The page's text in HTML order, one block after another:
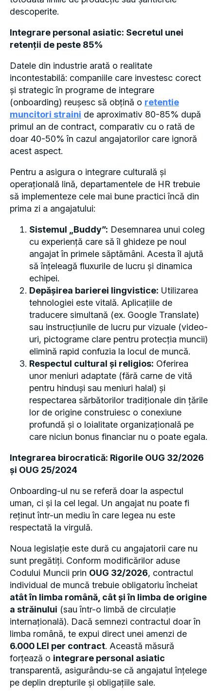
descoperite.
Integrare personal asiatic: Secretul unei
retenții de peste 85%
Datele din industrie arată o realitate
incontestabilă: companiile care investesc corect
și strategic în programe de integrare
(onboarding) reușesc să obțină o retentie
muncitori straini de aproximativ 80-85% după
primul an de contract, comparativ cu o rată de
doar 40-50% în cazul angajatorilor care ignoră
acest aspect.
Pentru a asigura o integrare culturală și
operațională lină, departamentele de HR trebuie
să implementeze cele mai bune practici încă din
prima zi a angajatului:
Sistemul „Buddy”: Desemnarea unui coleg
cu experiență care să îl ghideze pe noul
angajat în primele săptămâni. Acesta îl ajută
să înțeleagă fluxurile de lucru și dinamica
echipei.
Depășirea barierei lingvistice: Utilizarea
tehnologiei este vitală. Aplicațiile de
traducere simultană (ex. Google Translate)
sau instrucțiunile de lucru pur vizuale (video-
uri, pictograme clare pentru protecția muncii)
elimină rapid confuzia la locul de muncă.
Respectul cultural și religios: Oferirea
unor meniuri adaptate (fără carne de vită
pentru hinduși sau meniuri halal) și
respectarea sărbătorilor tradiționale din țările
lor de origine construiesc o conexiune
profundă și o loialitate organizațională pe
care niciun bonus financiar nu o poate egala.
Integrarea birocratică: Rigorile OUG 32/2026
și OUG 25/2024
Onboarding-ul nu se referă doar la aspectul
uman, ci și la cel legal. Un angajat nu poate fi
reținut într-un mediu în care legea nu este
respectată la virgulă.
Noua legislație este dură cu angajatorii care nu
sunt pregătiți. Conform modificărilor aduse
Codului Muncii prin OUG 32/2026, contractul
individual de muncă trebuie obligatoriu încheiat
atât în limba română, cât și în limba de origine
a străinului (sau într-o limbă de circulație
internațională). Dacă semnezi contractul doar în
limba română, te expui direct unei amenzi de
6.000 LEI per contract. Această măsură
forțează o integrare personal asiatic
transparentă, asigurându-se că angajatul înțelege
pe deplin drepturile și obligațiile sale.